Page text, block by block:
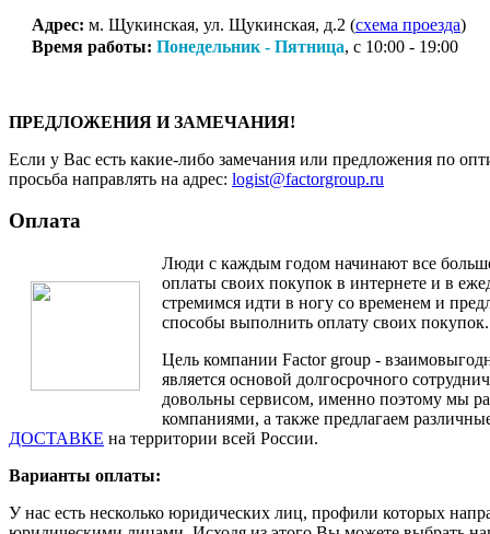
Адрес: м. Щукинская, ул. Щукинская, д.2 (схема проезда)
Время работы: Понедельник - Пятница, с 10:00 - 19:00
ПРЕДЛОЖЕНИЯ И ЗАМЕЧАНИЯ!
Если у Вас есть какие-либо замечания или предложения по
просьба направлять на адрес: logist@factorgroup.ru
Оплата
Люди с каждым годом начинают все
оплаты своих покупок в интернете и в
стремимся идти в ногу со временем и
способы выполнить оплату своих покупок.
Цель компании Factor group -
является основой долгосрочного
довольны сервисом, именно поэтому мы
компаниями, а также предлагаем
ДОСТАВКЕ на территории всей России.
Варианты оплаты:
У нас есть несколько юридических лиц, профили которых